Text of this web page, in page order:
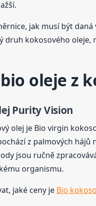
jak musí být
druh kokosového oleje,
oleje z
Purity Vision
olej je Bio virgin
z palmových
jsou ručně
organismu.
jaké ceny je Bio